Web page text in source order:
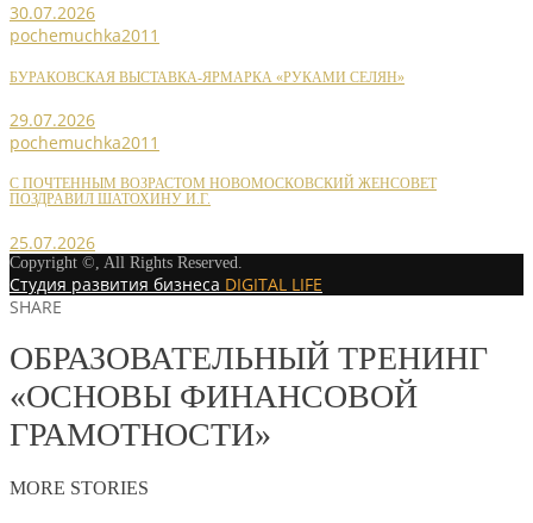
30.07.2026
pochemuchka2011
БУРАКОВСКАЯ ВЫСТАВКА-ЯРМАРКА «РУКАМИ СЕЛЯН»
29.07.2026
pochemuchka2011
С ПОЧТЕННЫМ ВОЗРАСТОМ НОВОМОСКОВСКИЙ ЖЕНСОВЕТ
ПОЗДРАВИЛ ШАТОХИНУ И.Г.
25.07.2026
Copyright ©, All Rights Reserved.
Студия развития бизнеса DIGITAL LIFE
SHARE
ОБРАЗОВАТЕЛЬНЫЙ ТРЕНИНГ
«ОСНОВЫ ФИНАНСОВОЙ
ГРАМОТНОСТИ»
MORE STORIES